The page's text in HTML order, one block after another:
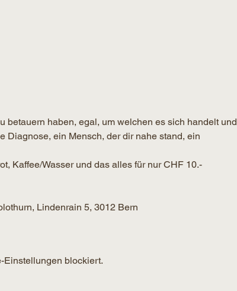
haben, egal, um welchen es sich handelt und
Diagnose, ein Mensch, der dir nahe stand, ein
Kaffee/Wasser und das alles für nur CHF 10.-
Lindenrain 5, 3012 Bern
Einstellungen blockiert.